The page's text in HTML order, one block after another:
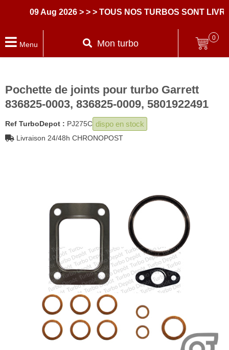
09 Aug 2026 > > > TOUS NOS TURBOS SONT
Menu Mon turbo
0
Pochette de joints pour turbo Garrett
836825-0003, 836825-0009, 5801922491
Ref TurboDepot : PJ275C dispo en stock
Livraison 24/48h CHRONOPOST